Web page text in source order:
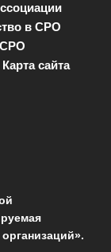
в СРО
Карта сайта